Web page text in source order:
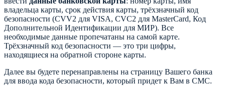
владельца карты, срок действия карты, трёхзначный код
безопасности (CVV2 для VISA, CVC2 для MasterCard, Код
Дополнительной Идентификации для МИР). Все
необходимые данные пропечатаны на самой карте.
Трёхзначный код безопасности — это три цифры,
находящиеся на обратной стороне карты.
Далее вы будете перенаправлены на страницу Вашего банка
для ввода кода безопасности, который придет к Вам в СМС.